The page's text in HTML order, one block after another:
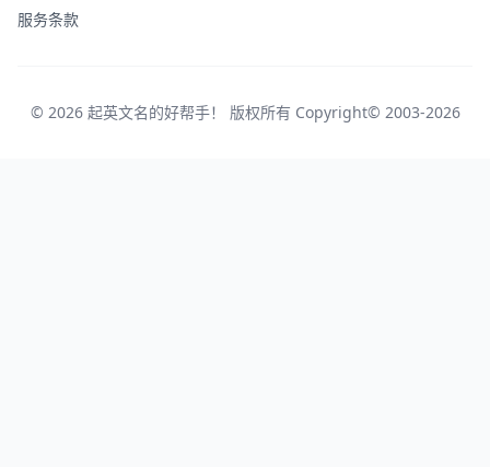
服务条款
© 2026 起英文名的好帮手！ 版权所有 Copyright© 2003-2026